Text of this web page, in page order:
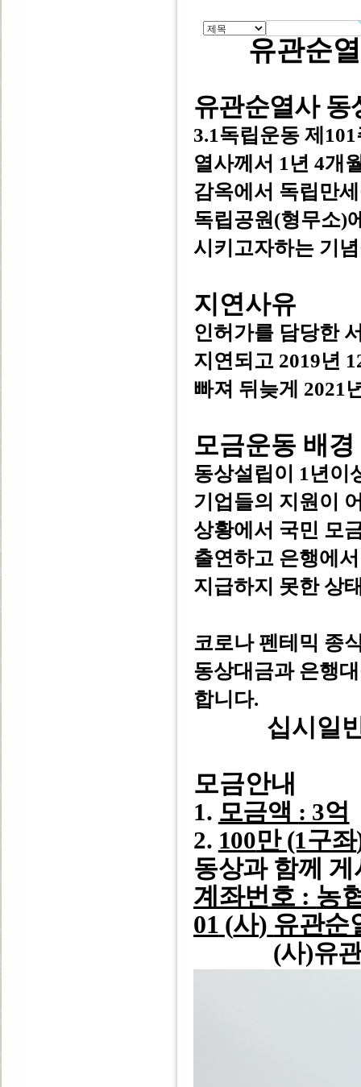
유관순
유관순열사 동
3.1독립운동 제
열사께서 1년 4개
감옥에서 독립만
독립공원(형무소)
시키고자하는 기
지연사유
인허가를 담당한
지연되고 2019년
빠져 뒤늦게 2021
모금운동 배경
동상설립이 1년이
기업들의 지원이
상황에서 국민 모
출연하고 은행에
지급하지 못한 상
코로나 펜테믹 종
동상대금과 은행
합니다.
십시일
모금안내
1. 모금액 : 3억
2. 100만 (1구좌
동상과 함께
계좌번호 : 농
01 (사) 유관순
(사)유